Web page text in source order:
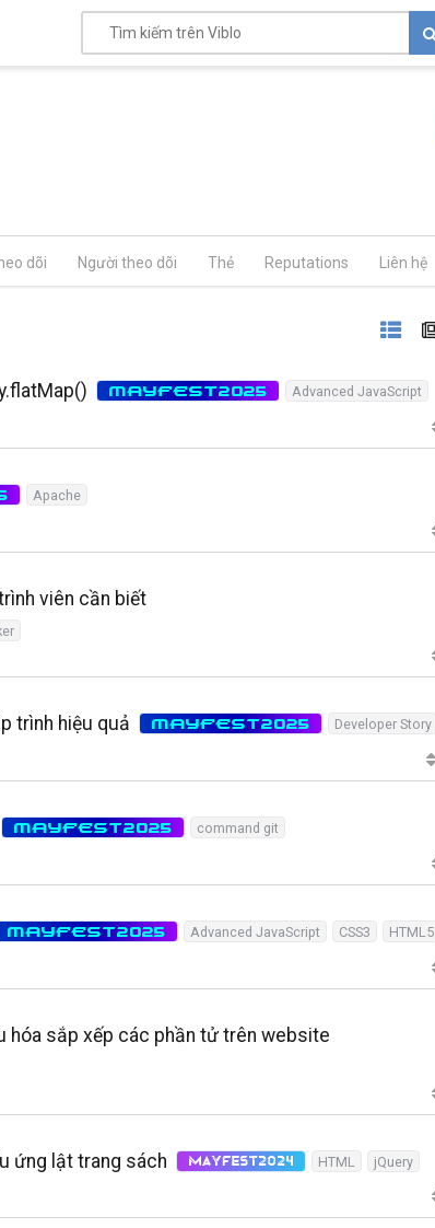
dõi Người theo dõi Thẻ Reputations Liên hệ
MAYFEST2025 Advanced JavaScript
Apache
viên cần biết
trình hiệu quả MAYFEST2025 Developer Story
MAYFEST2025 command git
MAYFEST2025 Advanced JavaScript CSS3 HTML5
hóa sắp xếp các phần tử trên website
ứng lật trang sách MayFest2024 HTML jQuery